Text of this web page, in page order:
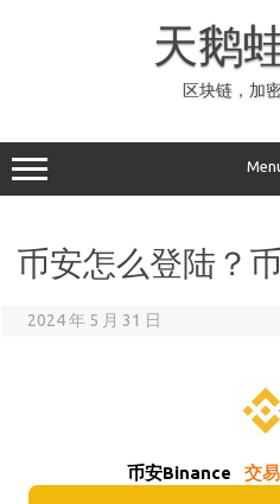
天鹅
区块链，加
币安怎么登陆？
2024 年 5 月 31 日
币安Binance 交